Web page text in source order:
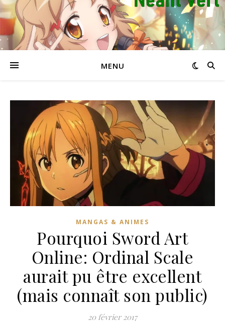
MENU
MANGAS & ANIMES
Pourquoi Sword Art
Online: Ordinal Scale
aurait pu être excellent
(mais connaît son public)
20 février 2017